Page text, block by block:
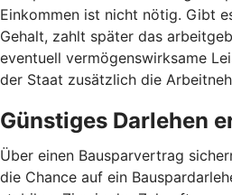
Einkommen ist nicht nötig. Gibt
Gehalt, zahlt später das
eventuell vermögenswirksame
der Staat zusätzlich die
Günstiges Darlehen
Über einen Bausparvertrag
die Chance auf ein